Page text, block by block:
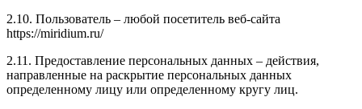
2.10. Пользователь – любой посетитель веб-сайта
https://miridium.ru/
2.11. Предоставление персональных данных – действия,
направленные на раскрытие персональных данных
определенному лицу или определенному кругу лиц.